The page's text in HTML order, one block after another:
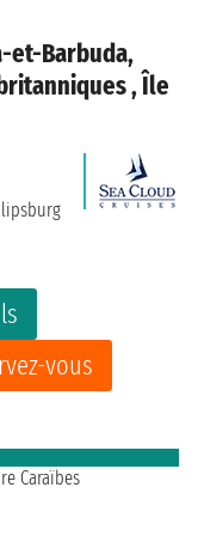
et-Barbuda,
, Île
vous